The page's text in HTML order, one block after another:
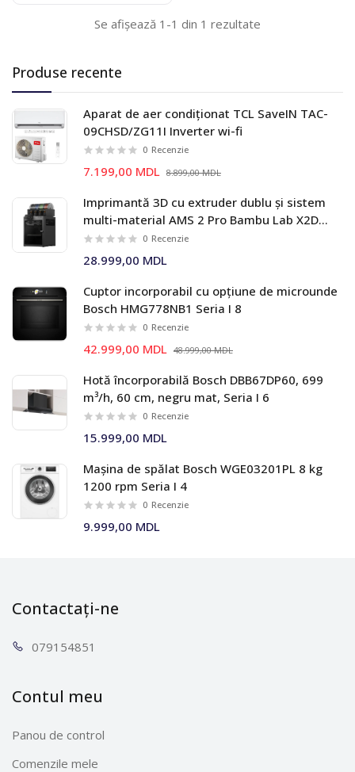
Produse recente
Aparat de aer condiționat TCL SaveIN TAC-
09CHSD/ZG11I Inverter wi-fi
0 Recenzie
7.199,00 MDL 8.899,00 MDL
Imprimantă 3D cu extruder dublu și sistem
multi-material AMS 2 Pro Bambu Lab X2D
Combo
0 Recenzie
28.999,00 MDL
Cuptor incorporabil cu opțiune de microunde
Bosch HMG778NB1 Seria I 8
0 Recenzie
42.999,00 MDL 48.999,00 MDL
Hotă încorporabilă Bosch DBB67DP60, 699
m³/h, 60 cm, negru mat, Seria I 6
0 Recenzie
15.999,00 MDL
Mașina de spălat Bosch WGE03201PL 8 kg
1200 rpm Seria I 4
0 Recenzie
9.999,00 MDL
Se afișează 1-1 din 1 rezultate
Contactați-ne
0791 54851
Contul meu
Panou de control
Comenzile mele